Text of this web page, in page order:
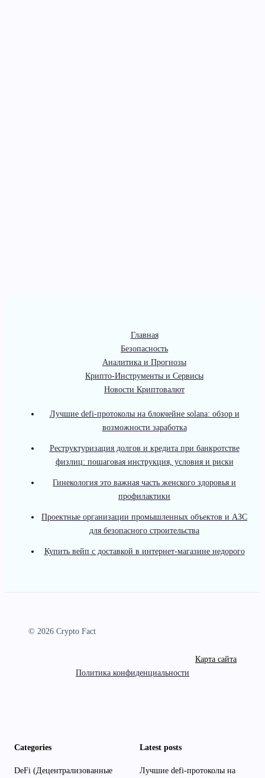
Главная
Безопасность
Аналитика и Прогнозы
Крипто-Инструменты и Сервисы
Новости Криптовалют
Лучшие defi-протоколы на блокчейне solana: обзор и
возможности заработка
Реструктуризация долгов и кредита при банкротстве
физлиц: пошаговая инструкция, условия и риски
Гинекология это важная часть женского здоровья и
профилактики
Проектные организации промышленных объектов и АЗС
для безопасного строительства
Купить вейп с доставкой в интернет-магазине недорого
© 2026 Crypto Fact
Карта сайта
Политика конфиденциальности
Categories
DeFi (Децентрализованные
Latest posts
Лучшие defi-протоколы на